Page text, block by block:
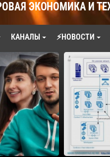
ЭКОНОМИКА И
КАНАЛЫ ⚡НОВОСТИ